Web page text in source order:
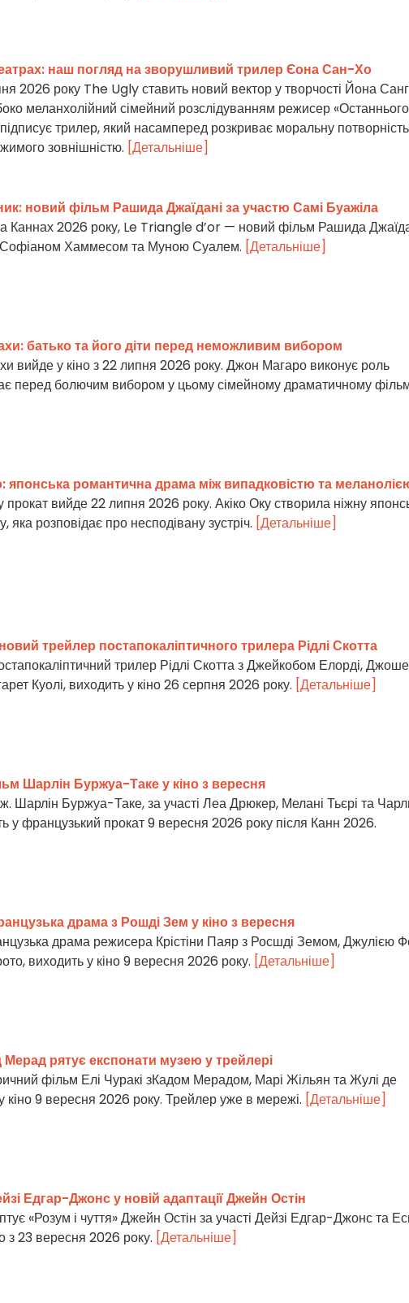
наш погляд на зворушливий трилер Єона Сан-Хо
2026 року The Ugly ставить новий вектор у творчості Йона
меланхолійний сімейний розслідуванням режисер «Останнього
трилер, який насамперед розкриває моральну потворність
зовнішністю. [Детальніше]
новий фільм Рашида Джаїдані за участю Самі Буажіла
Каннах 2026 року, Le Triangle d’or — новий фільм Рашида
Хаммесом та Муною Суалем. [Детальніше]
батько та його діти перед неможливим вибором
вийде у кіно з 22 липня 2026 року. Джон Магаро виконує роль
перед болючим вибором у цьому сімейному драматичному
японська романтична драма між випадковістю та
прокат вийде 22 липня 2026 року. Акіко Оку створила ніжну
яка розповідає про несподівану зустріч. [Детальніше]
трейлер постапокаліптичного трилера Рідлі Скотта
трилер Рідлі Скотта з Джейкобом Елорді,
Куолі, виходить у кіно 26 серпня 2026 року. [Детальніше]
Шарлін Буржуа-Таке у кіно з вересня
Шарлін Буржуа-Таке, за участі Леа Дрюкер, Мелані Тьєрі та
у французький прокат 9 вересня 2026 року після Канн 2026.
драма з Рошді Зем у кіно з вересня
драма режисера Крістіни Паяр з Росшді Земом, Джулією
виходить у кіно 9 вересня 2026 року. [Детальніше]
Мерад рятує експонати музею у трейлері
фільм Елі Чуракі зКадом Мерадом, Марі Жільян та Жулі де
кіно 9 вересня 2026 року. Трейлер уже в мережі. [Детальніше]
Едгар-Джонс у новій адаптації Джейн Остін
«Розум і чуття» Джейн Остін за участі Дейзі Едгар-Джонс та
з 23 вересня 2026 року. [Детальніше]